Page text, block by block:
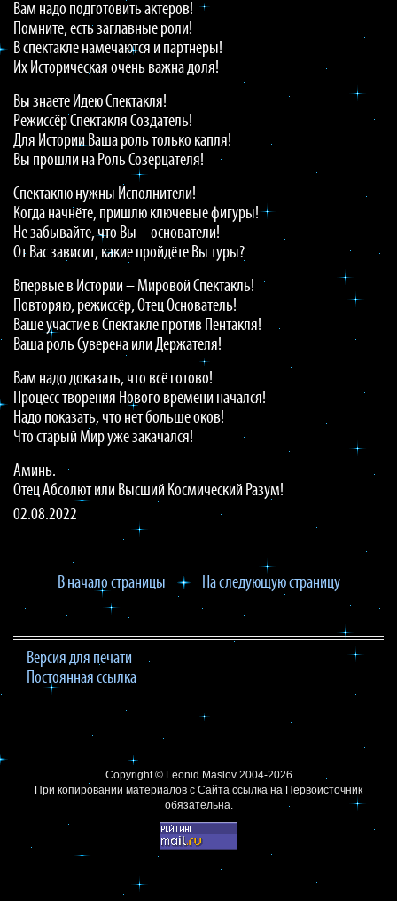
Вам надо подготовить актёров!
Помните, есть заглавные роли!
В спектакле намечаются и партнёры!
Их Историческая очень важна доля!
Вы знаете Идею Спектакля!
Режиссёр Спектакля Создатель!
Для Истории Ваша роль только капля!
Вы прошли на Роль Созерцателя!
Спектаклю нужны Исполнители!
Когда начнёте, пришлю ключевые фигуры!
Не забывайте, что Вы – основатели!
От Вас зависит, какие пройдёте Вы туры?
Впервые в Истории – Мировой Спектакль!
Повторяю, режиссёр, Отец Основатель!
Ваше участие в Спектакле против Пентакля!
Ваша роль Суверена или Держателя!
Вам надо доказать, что всё готово!
Процесс творения Нового времени начался!
Надо показать, что нет больше оков!
Что старый Мир уже закачался!
Аминь.
Отец Абсолют или Высший Космический Разум!
02.08.2022
В начало страницы На следующую страницу
Версия для печати
Постоянная ссылка
Copyright © Leonid Maslov2004-2026
При копировании материалов с Сайта ссылка на Первоисточник
обязательна.